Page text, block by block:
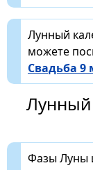
Лунный
можете
Свадьба 9
Лунный
Фазы Луны